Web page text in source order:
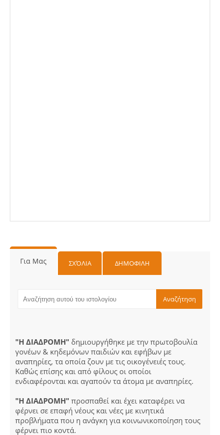
Για Μας ΣΧΌΛΙΑ ΔΗΜΟΦΙΛΗ
"Η ΔΙΑΔΡΟΜΗ" δημιουργήθηκε με την πρωτοβουλία
γονέων & κηδεμόνων παιδιών και εφήβων με
αναπηρίες, τα οποία ζουν με τις οικογένειές τους.
Καθώς επίσης και από φίλους οι οποίοι
ενδιαφέρονται και αγαπούν τα άτομα με αναπηρίες.
"Η ΔΙΑΔΡΟΜΗ" προσπαθεί και έχει καταφέρει να
φέρνει σε επαφή νέους και νέες με κινητικά
προβλήματα που η ανάγκη για κοινωνικοποίηση τους
φέρνει πιο κοντά.